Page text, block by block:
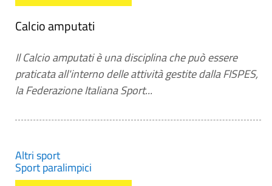
Calcio amputati
Il Calcio amputati è una disciplina che può essere
praticata all'interno delle attività gestite dalla FISPES,
la Federazione Italiana Sport...
Altri sport
Sport paralimpici